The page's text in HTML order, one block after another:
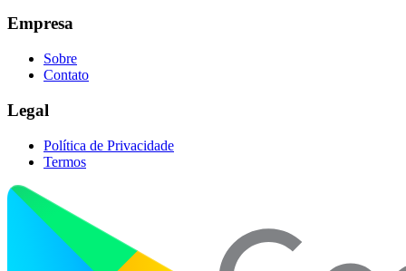
Empresa
Sobre
Contato
Legal
Política de Privacidade
Termos